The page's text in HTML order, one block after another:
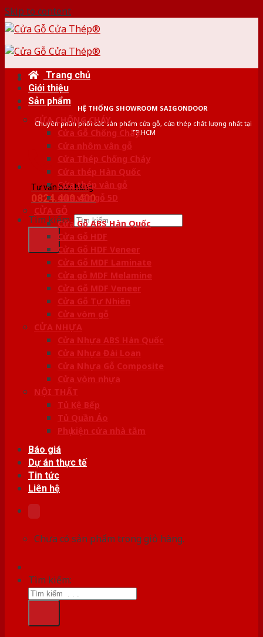
Skip to content
HỆ THỐNG SHOWROOM SAIGONDOOR
Chuyên phân phối các sản phẩm cửa gỗ, cửa thép chất lượng nhất tại
TP.HCM
Tư vấn bán hàng
0824.400.400
Tìm kiếm:
Trang chủ
Giới thiệu
Sản phẩm
CỬA CHỐNG CHÁY
Cửa Gỗ Chống Cháy
Cửa nhôm vân gỗ
Cửa Thép Chống Cháy
Cửa thép Hàn Quốc
Cửa thép vân gỗ
Cửa vân gỗ 5D
CỬA GỖ
Cửa Gỗ ABS Hàn Quốc
Cửa Gỗ HDF
Cửa Gỗ HDF Veneer
Cửa Gỗ MDF Laminate
Cửa gỗ MDF Melamine
Cửa Gỗ MDF Veneer
Cửa Gỗ Tự Nhiên
Cửa vòm gỗ
CỬA NHỰA
Cửa Nhựa ABS Hàn Quốc
Cửa Nhựa Đài Loan
Cửa Nhựa Gỗ Composite
Cửa vòm nhựa
NỘI THẤT
Tủ Kệ Bếp
Tủ Quần Áo
Phụ kiện cửa nhà tắm
Báo giá
Dự án thực tế
Tin tức
Liên hệ
Chưa có sản phẩm trong giỏ hàng.
Tìm kiếm: